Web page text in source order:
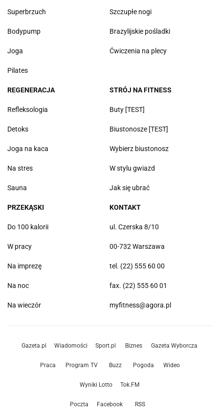
Superbrzuch
Bodypump
Joga
Pilates
Szczupłe nogi
Brazylijskie pośladki
Ćwiczenia na plecy
REGENERACJA
Refleksologia
Detoks
Joga na kaca
Na stres
Sauna
STRÓJ NA FITNESS
Buty [TEST]
Biustonosze [TEST]
Wybierz biustonosz
W stylu gwiazd
Jak się ubrać
PRZEKĄSKI
Do 100 kalorii
W pracy
Na imprezę
Na noc
Na wieczór
KONTAKT
ul. Czerska 8/10
00-732 Warszawa
tel. (22) 555 60 00
fax. (22) 555 60 01
myfitness@agora.pl
Gazeta.pl Wiadomości Sport.pl Biznes Gazeta Wyborcza
Praca Program TV Buzz Pogoda Wideo
Wyniki Lotto Tok.FM
Poczta Facebook RSS